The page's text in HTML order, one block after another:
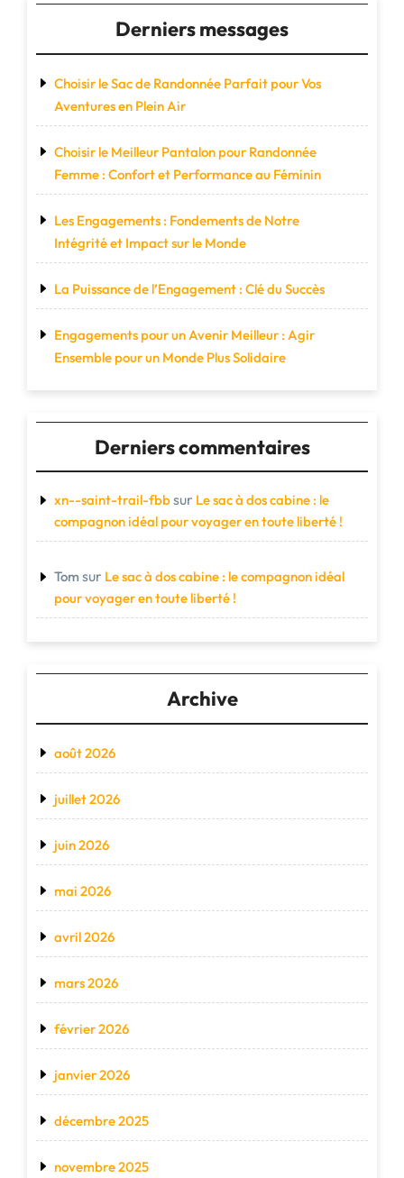
Derniers messages
Choisir le Sac de Randonnée Parfait pour Vos
Aventures en Plein Air
Choisir le Meilleur Pantalon pour Randonnée
Femme : Confort et Performance au Féminin
Les Engagements : Fondements de Notre
Intégrité et Impact sur le Monde
La Puissance de l’Engagement : Clé du Succès
Engagements pour un Avenir Meilleur : Agir
Ensemble pour un Monde Plus Solidaire
Derniers commentaires
xn--saint-trail-fbbsur Le sac à dos cabine : le
compagnon idéal pour voyager en toute liberté !
Tom sur Le sac à dos cabine : le compagnon idéal
pour voyager en toute liberté !
Archive
août 2026
juillet 2026
juin 2026
mai 2026
avril 2026
mars 2026
février 2026
janvier 2026
décembre 2025
novembre 2025